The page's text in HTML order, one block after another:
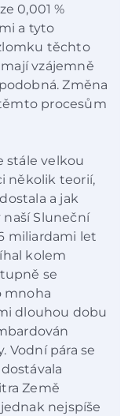
0,001 %
a tyto
těchto
vzájemně
Změna
procesům
stále velkou
několik teorií,
a jak
naší Sluneční
miliardami let
kolem
se
mnoha
dlouhou dobu
Vodní pára se
Země
nejspíše